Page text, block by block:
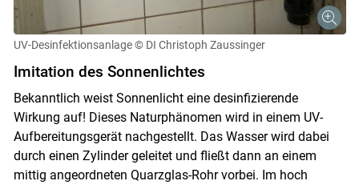
UV-Desinfektionsanlage © DI Christoph Zaussinger
Imitation des Sonnenlichtes
Bekanntlich weist Sonnenlicht eine desinfizierende
Wirkung auf! Dieses Naturphänomen wird in einem UV-
Aufbereitungsgerät nachgestellt. Das Wasser wird dabei
durch einen Zylinder geleitet und fließt dann an einem
mittig angeordneten Quarzglas-Rohr vorbei. Im hoch